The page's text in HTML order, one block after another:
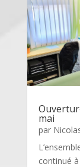
mai
par
continué